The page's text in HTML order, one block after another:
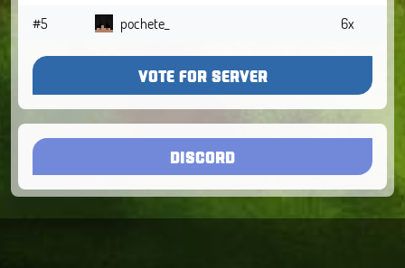
#5
pochete_ 6x
VOTE FOR SERVER
DISCORD